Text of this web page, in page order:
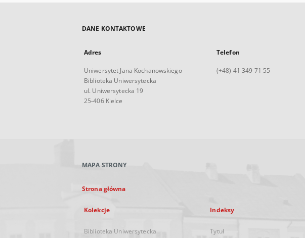
DANE KONTAKTOWE
Adres
Uniwersytet Jana Kochanowskiego
Biblioteka Uniwersytecka
ul. Uniwersytecka 19
25-406 Kielce
Telefon
(+48) 41 349 71 55
MAPA STRONY
Strona główna
Kolekcje
Biblioteka Uniwersytecka
Indeksy
Tytuł